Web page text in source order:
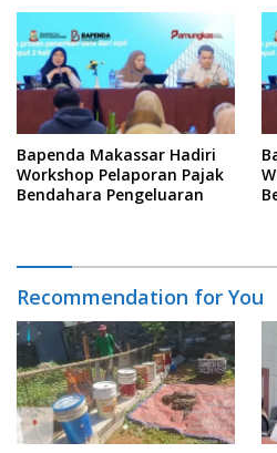
Bapenda Makassar Hadiri
Workshop Pelaporan Pajak
Bendahara Pengeluaran
Recommendation for You